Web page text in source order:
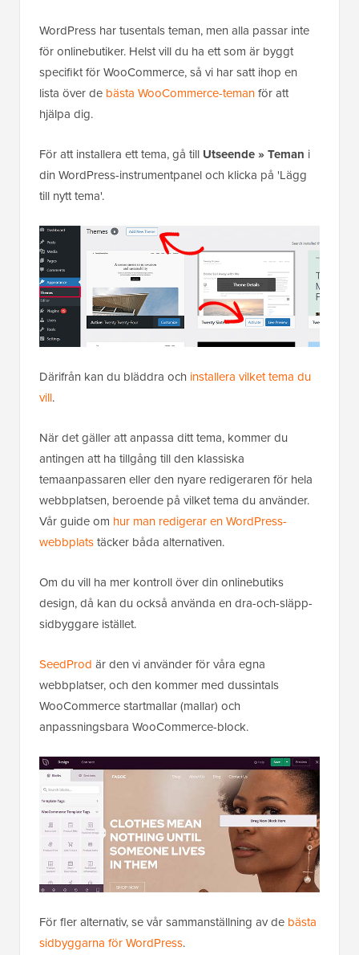
WordPress har tusentals teman, men alla passar inte
för onlinebutiker. Helst vill du ha ett som är byggt
specifikt för WooCommerce, så vi har satt ihop en
lista över de bästa WooCommerce-temanför att
hjälpa dig.
För att installera ett tema, gå till Utseende » Teman i
din WordPress-instrumentpanel och klicka på 'Lägg
till nytt tema'.
Därifrån kan du bläddra och installera vilket tema du
vill.
När det gäller att anpassa ditt tema, kommer du
antingen att ha tillgång till den klassiska
temaanpassaren eller den nyare redigeraren för hela
webbplatsen, beroende på vilket tema du använder.
Vår guide om hur man redigerar en WordPress-
webbplatstäcker båda alternativen.
Om du vill ha mer kontroll över din onlinebutiks
design, då kan du också använda en dra-och-släpp-
sidbyggare istället.
SeedProd är den vi använder för våra egna
webbplatser, och den kommer med dussintals
WooCommerce startmallar (mallar) och
anpassningsbara WooCommerce-block.
För fler alternativ, se vår sammanställning av de bästa
sidbyggarna för WordPress.